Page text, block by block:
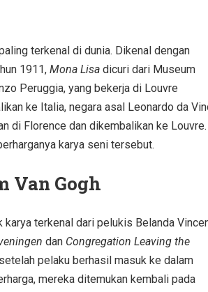
terkenal di dunia. Dikenal dengan
1911, Mona Lisa dicuri dari Museum
Peruggia, yang bekerja di Louvre
ke Italia, negara asal Leonardo da
di Florence dan dikembalikan ke Louvre.
karya seni tersebut.
Van Gogh
karya terkenal dari pelukis Belanda
dan Congregation Leaving the
pelaku berhasil masuk ke dalam
mereka ditemukan kembali pada